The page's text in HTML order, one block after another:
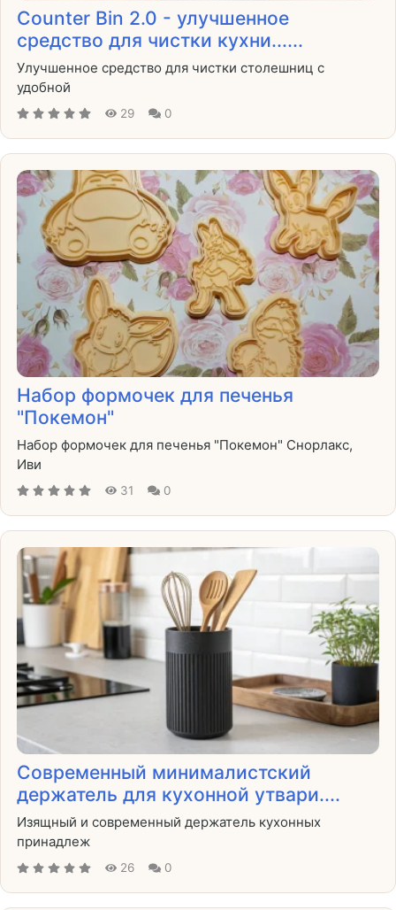
Counter Bin 2.0 - улучшенное
средство для чистки кухни......
Улучшенное средство для чистки столешниц с
удобной
29 0
Набор формочек для печенья
"Покемон"
Набор формочек для печенья "Покемон" Снорлакс,
Иви
31 0
Современный минималистский
держатель для кухонной утвари....
Изящный и современный держатель кухонных
принадлеж
26 0